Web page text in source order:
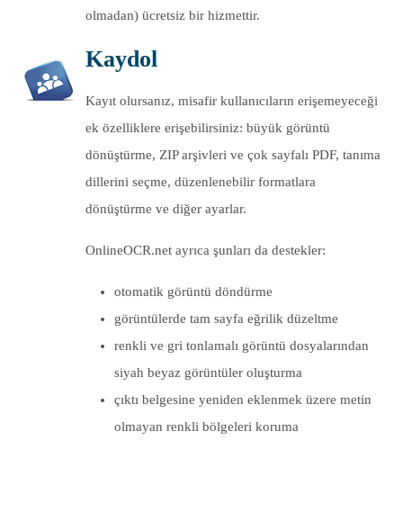
olmadan) ücretsiz bir hizmettir.
Kaydol
Kayıt olursanız, misafir kullanıcıların erişemeyeceği
ek özelliklere erişebilirsiniz: büyük görüntü
dönüştürme, ZIP arşivleri ve çok sayfalı PDF, tanıma
dillerini seçme, düzenlenebilir formatlara
dönüştürme ve diğer ayarlar.
OnlineOCR.net ayrıca şunları da destekler:
otomatik görüntü döndürme
görüntülerde tam sayfa eğrilik düzeltme
renkli ve gri tonlamalı görüntü dosyalarından
siyah beyaz görüntüler oluşturma
çıktı belgesine yeniden eklenmek üzere metin
olmayan renkli bölgeleri koruma